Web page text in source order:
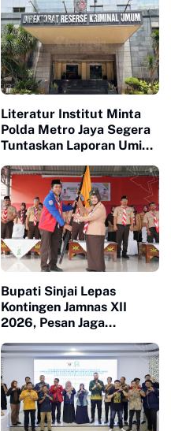
Literatur Institut Minta
Polda Metro Jaya Segera
Tuntaskan Laporan Umi
Bupati Sinjai Lepas
Kontingen Jamnas XII
2026, Pesan Jaga
Prestasi